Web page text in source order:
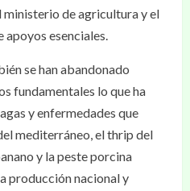
de agricultura y el
apoyos esenciales.
se han abandonado
fundamentales lo que ha
y enfermedades que
mediterráneo, el thrip del
y la peste porcina
producción nacional y